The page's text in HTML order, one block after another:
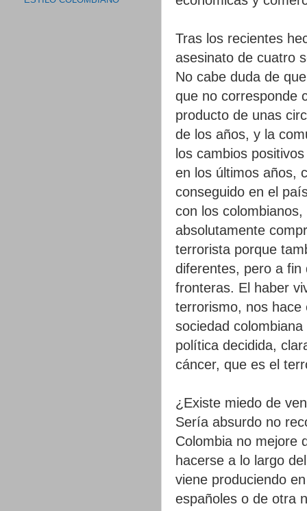
Tras los recientes
asesinato de cuatro
No cabe duda de
que no corresponde
producto de unas
de los años, y la
los cambios
en los últimos años,
conseguido en el
con los
absolutamente
terrorista porque
diferentes, pero a fin
fronteras. El haber
terrorismo, nos hace
sociedad
política decidida,
cáncer, que es el
¿Existe miedo de
Sería absurdo no
Colombia no mejore
hacerse a lo largo
viene produciendo
españoles o de otra